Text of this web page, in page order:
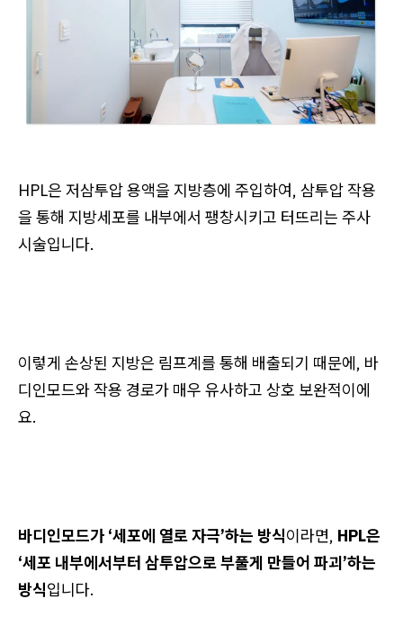
HPL은 저삼투압 용액을 지방층에 주입하여, 삼투압 작용
을 통해 지방세포를 내부에서 팽창시키고 터뜨리는 주사
시술입니다.
이렇게 손상된 지방은 림프계를 통해 배출되기 때문에, 바
디인모드와 작용 경로가 매우 유사하고 상호 보완적이에
요.
바디인모드가 ‘세포에 열로 자극’하는 방식이라면, HPL은
‘세포 내부에서부터 삼투압으로 부풀게 만들어 파괴’하는
방식입니다.